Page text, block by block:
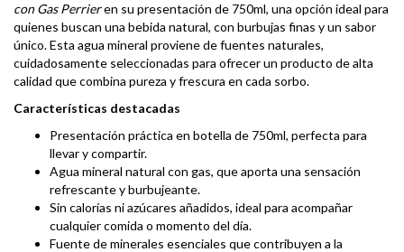
con Gas Perrieren su presentación de 750ml, una opción ideal para
quienes buscan una bebida natural, con burbujas finas y un sabor
único. Esta agua mineral proviene de fuentes naturales,
cuidadosamente seleccionadas para ofrecer un producto de alta
calidad que combina pureza y frescura en cada sorbo.
Características destacadas
Presentación práctica en botella de 750ml, perfecta para
llevar y compartir.
Agua mineral natural con gas, que aporta una sensación
refrescante y burbujeante.
Sin calorías ni azúcares añadidos, ideal para acompañar
cualquier comida o momento del día.
Fuente de minerales esenciales que contribuyen a la